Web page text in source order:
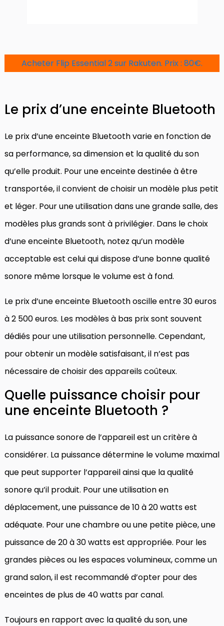
Acheter Flip Essential 2 sur Rakuten. Prix : 80€.
Le prix d’une enceinte Bluetooth
Le prix d’une enceinte Bluetooth varie en fonction de
sa performance, sa dimension et la qualité du son
qu’elle produit. Pour une enceinte destinée à être
transportée, il convient de choisir un modèle plus petit
et léger. Pour une utilisation dans une grande salle, des
modèles plus grands sont à privilégier. Dans le choix
d’une enceinte Bluetooth, notez qu’un modèle
acceptable est celui qui dispose d’une bonne qualité
sonore même lorsque le volume est à fond.
Le prix d’une enceinte Bluetooth oscille entre 30 euros
à 2 500 euros. Les modèles à bas prix sont souvent
dédiés pour une utilisation personnelle. Cependant,
pour obtenir un modèle satisfaisant, il n’est pas
nécessaire de choisir des appareils coûteux.
Quelle puissance choisir pour
une enceinte Bluetooth ?
La puissance sonore de l’appareil est un critère à
considérer. La puissance détermine le volume maximal
que peut supporter l’appareil ainsi que la qualité
sonore qu’il produit. Pour une utilisation en
déplacement, une puissance de 10 à 20 watts est
adéquate. Pour une chambre ou une petite pièce, une
puissance de 20 à 30 watts est appropriée. Pour les
grandes pièces ou les espaces volumineux, comme un
grand salon, il est recommandé d’opter pour des
enceintes de plus de 40 watts par canal.
Toujours en rapport avec la qualité du son, une